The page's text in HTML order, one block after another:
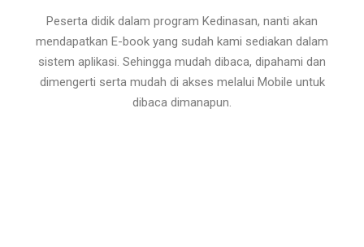
Peserta didik dalam program Kedinasan, nanti akan
mendapatkan E-book yang sudah kami sediakan dalam
sistem aplikasi. Sehingga mudah dibaca, dipahami dan
dimengerti serta mudah di akses melalui Mobile untuk
dibaca dimanapun.